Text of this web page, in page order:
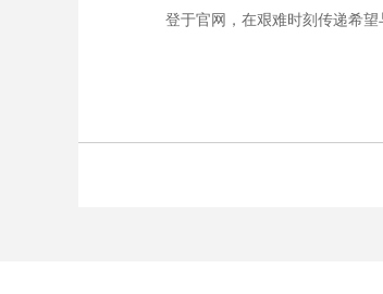
登于官网，在艰难时刻传递希望